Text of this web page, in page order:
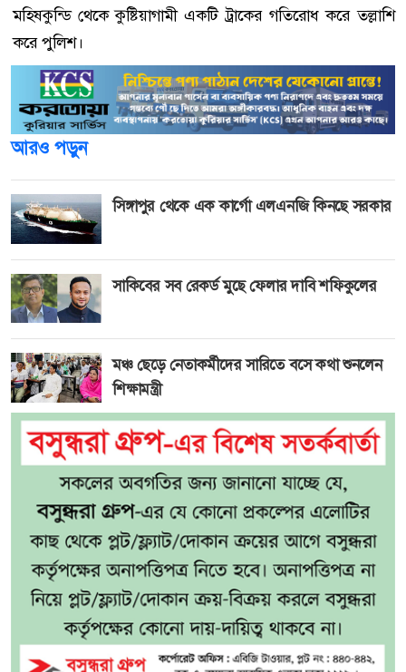
মহিষকুন্ডি থেকে কুষ্টিয়াগামী একটি ট্রাকের গতিরোধ করে তল্লাশি
করে পুলিশ।
আরও পড়ুন
সিঙ্গাপুর থেকে এক কার্গো এলএনজি কিনছে সরকার
সাকিবের সব রেকর্ড মুছে ফেলার দাবি শফিকুলের
মঞ্চ ছেড়ে নেতাকর্মীদের সারিতে বসে কথা শুনলেন
শিক্ষামন্ত্রী